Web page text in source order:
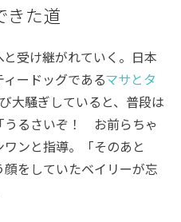
きた道
受け継がれていく。日本
ードッグであるマサとタ
大騒ぎしていると、普段は
うるさいぞ！ お前らちゃ
ンと指導。「そのあと
をしていたベイリーが忘